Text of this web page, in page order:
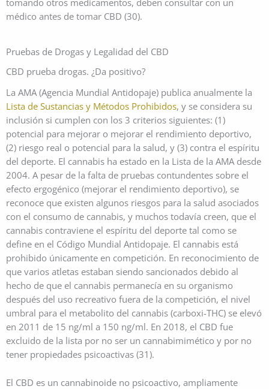
tomando otros medicamentos, deben consultar con un
médico antes de tomar CBD (30).
Pruebas de Drogas y Legalidad del CBD
CBD prueba drogas. ¿Da positivo?
La AMA (Agencia Mundial Antidopaje) publica anualmente la
Lista de Sustancias y Métodos Prohibidos, y se considera su
inclusión si cumplen con los 3 criterios siguientes: (1)
potencial para mejorar o mejorar el rendimiento deportivo,
(2) riesgo real o potencial para la salud, y (3) contra el espíritu
del deporte. El cannabis ha estado en la Lista de la AMA desde
2004. A pesar de la falta de pruebas contundentes sobre el
efecto ergogénico (mejorar el rendimiento deportivo), se
reconoce que existen algunos riesgos para la salud asociados
con el consumo de cannabis, y muchos todavía creen, que el
cannabis contraviene el espíritu del deporte tal como se
define en el Código Mundial Antidopaje. El cannabis está
prohibido únicamente en competición. En reconocimiento de
que varios atletas estaban siendo sancionados debido al
hecho de que el cannabis permanecía en su organismo
después del uso recreativo fuera de la competición, el nivel
umbral para el metabolito del cannabis (carboxi-THC) se elevó
en 2011 de 15 ng/ml a 150 ng/ml. En 2018, el CBD fue
excluido de la lista por no ser un cannabimimético y por no
tener propiedades psicoactivas (31).
El CBD es un cannabinoide no psicoactivo, ampliamente